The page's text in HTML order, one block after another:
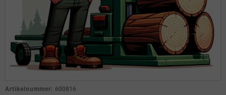
Artikelnummer: 600816